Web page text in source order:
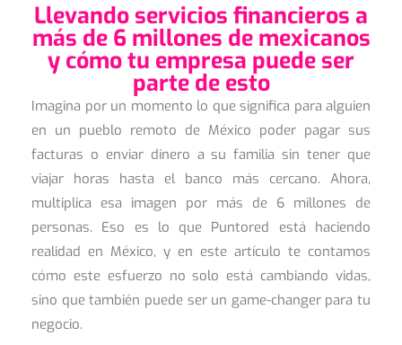
Llevando servicios financieros a
más de 6 millones de mexicanos
y cómo tu empresa puede ser
parte de esto
Imagina por un momento lo que significa para alguien
en un pueblo remoto de México poder pagar sus
facturas o enviar dinero a su familia sin tener que
viajar horas hasta el banco más cercano. Ahora,
multiplica esa imagen por más de 6 millones de
personas. Eso es lo que Puntored está haciendo
realidad en México, y en este artículo te contamos
cómo este esfuerzo no solo está cambiando vidas,
sino que también puede ser un game-changer para tu
negocio.